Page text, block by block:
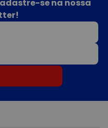
se na nossa